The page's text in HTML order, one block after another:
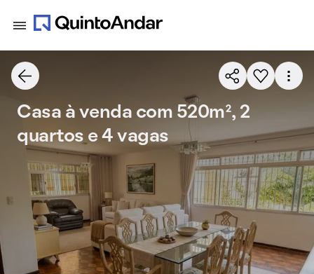
Casa à venda com 520m², 2
quartos e 4 vagas